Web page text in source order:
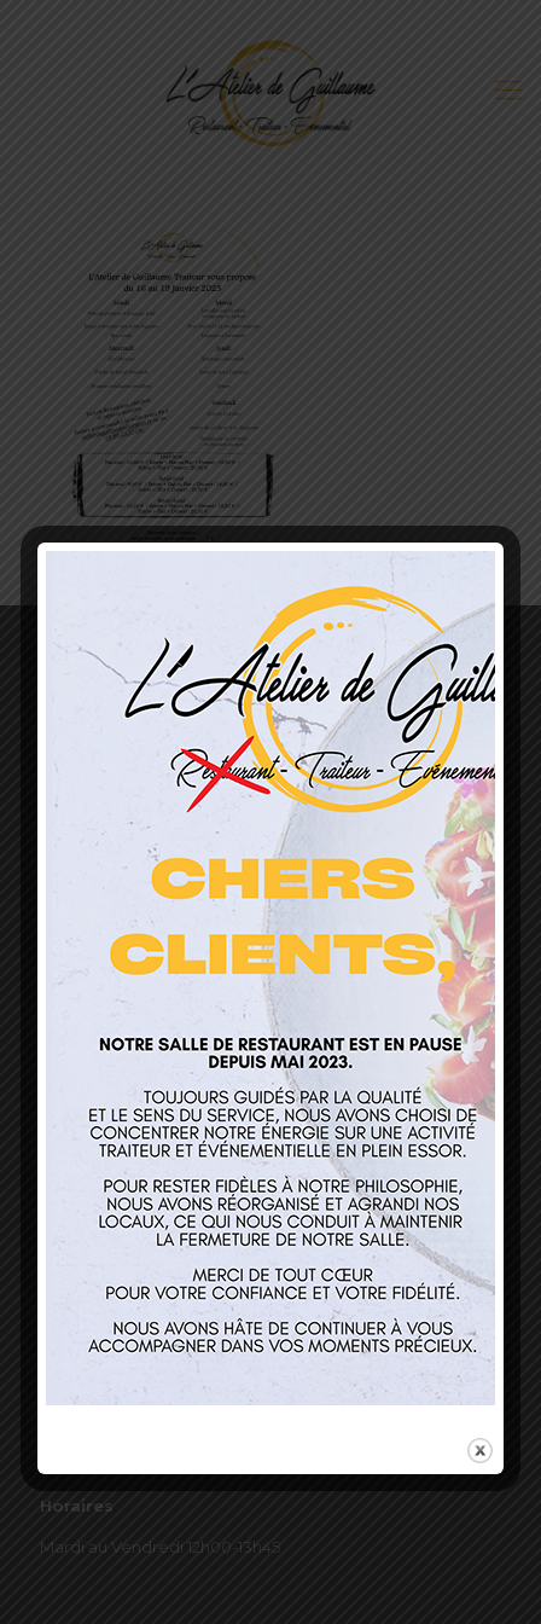
L’Atelier de Guillaume
1 Lieu Dit Sur Les Prés
68160 Sainte Marie Aux Mines
contact@atelierdeguillaume.fr
Nos services
Restaurant
Contact
Horaires
Mardi au Vendredi 12h00-13h45